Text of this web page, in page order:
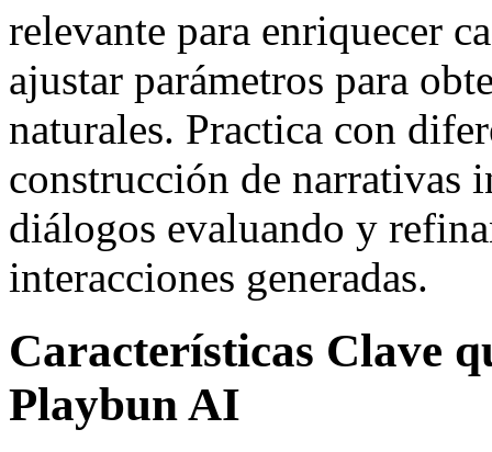
relevante para enriquecer
ajustar parámetros para
naturales. Practica con
construcción de narrativas
diálogos evaluando y
interacciones generadas.
Características Clave
Playbun AI